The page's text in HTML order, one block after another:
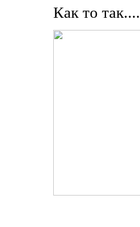
Как то так....